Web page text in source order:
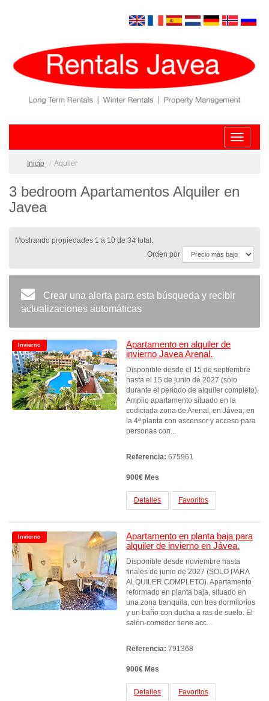
Toggle
Inicio
Aquiler
3 bedroom Apartamentos Alquiler en
Javea
Mostrando propiedades 1 a 10 de 34 total.
Orden por
Crear una alerta para esta búsqueda y recibir
actualizaciones automáticas
Invierno
Apartamento en alquiler de
invierno Javea Arenal.
Disponible desde el 15 de septiembre
hasta el 15 de junio de 2027 (solo
durante el período de alquiler completo).
Amplio apartamento situado en la
codiciada zona de Arenal, en Jávea, en
la 4ª planta con ascensor y acceso para
personas con...
Referencia: 675961
900€ Mes
Detalles Favoritos
Invierno
Apartamento en planta baja para
alquiler de invierno en Jávea.
Disponible desde noviembre hasta
finales de junio de 2027 (SOLO PARA
ALQUILER COMPLETO). Apartamento
reformado en planta baja, situado en
una zona tranquila, con tres dormitorios
y un baño con ducha a ras de suelo. El
salón-comedor tiene acc...
Referencia: 791368
900€ Mes
Detalles Favoritos